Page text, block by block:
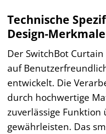
Technische
Design-Merkmale
Der SwitchBot
auf
entwickelt. Die
durch hochwertige
zuverlässige Funktion
gewährleisten. Das